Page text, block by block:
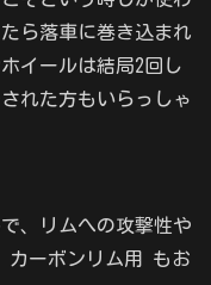
ら落車に巻き込まれ
イールは結局2回し
れた方もいらっしゃ
、リムへの攻撃性や
カーボンリム用 もお